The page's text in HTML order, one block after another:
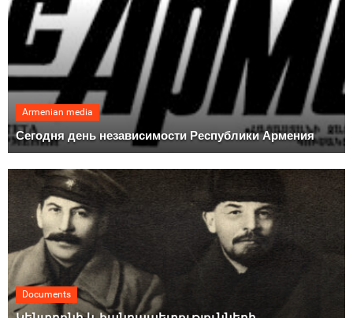
Armenian media
Сегодня день независимости Республики Армения
Documents